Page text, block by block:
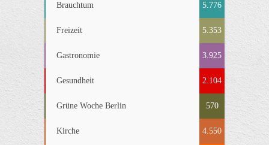
Brauchtum 5.776
Freizeit 5.353
Gastronomie 3.925
Gesundheit 2.104
Grüne Woche Berlin 570
Kirche 4.550